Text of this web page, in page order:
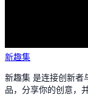
新趣集
新趣集 是连接创新者
品，分享你的创意，